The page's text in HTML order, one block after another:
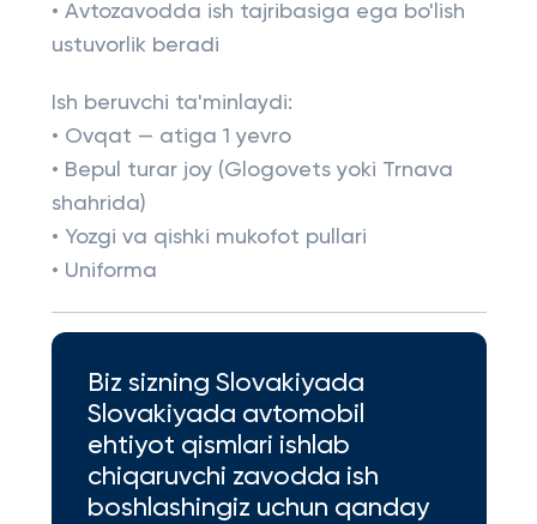
• Avtozavodda ish tajribasiga ega bo'lish
ustuvorlik beradi
Ish beruvchi ta'minlaydi:
• Ovqat — atiga 1 yevro
• Bepul turar joy (Glogovets yoki Trnava
shahrida)
• Yozgi va qishki mukofot pullari
• Uniforma
Biz sizning Slovakiyada
Slovakiyada avtomobil
ehtiyot qismlari ishlab
chiqaruvchi zavodda ish
boshlashingiz uchun qanday